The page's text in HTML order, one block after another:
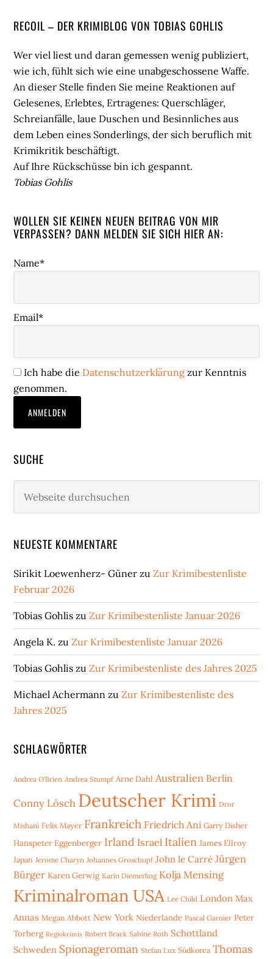
Seitenspalte
RECOIL – DER KRIMIBLOG VON TOBIAS GOHLIS
Wer viel liest und daran gemessen wenig publiziert,
wie ich, fühlt sich wie eine unabgeschossene Waffe.
An dieser Stelle finden Sie meine Reaktionen auf
Gelesenes, Erlebtes, Ertragenes: Querschläger,
Schreianfälle, laue Duschen und Besinnliches aus
dem Leben eines Sonderlings, der sich beruflich mit
Krimikritik beschäftigt.
Auf Ihre Rückschüsse bin ich gespannt.
Tobias Gohlis
WOLLEN SIE KEINEN NEUEN BEITRAG VON MIR
VERPASSEN? DANN MELDEN SIE SICH HIER AN:
Name*
Email*
Ich habe die Datenschutzerklärung zur Kenntnis
genommen.
SUCHE
durchsuchen
NEUESTE KOMMENTARE
Sirikit Loewenherz- Güner zuZur Krimibestenliste
Februar 2026
Tobias Gohlis zuZur Krimibestenliste Januar 2026
Angela K. zuZur Krimibestenliste Januar 2026
Tobias Gohlis zuZur Krimibestenliste des Jahres 2025
Michael Achermann zuZur Krimibestenliste des
Jahres 2025
SCHLAGWÖRTER
Andrea O'Brien Andrea Stumpf Arne Dahl Australien Berlin
Conny Lösch Deutscher Krimi Dror
Mishani Felix Mayer Frankreich Friedrich Ani Garry Disher
Hanspeter Eggenberger Irland Israel Italien James Ellroy
Japan Jerome Charyn Johannes Groschupf John le Carré Jürgen
Bürger Karen Gerwig Karin Diemerling Kolja Mensing
Kriminalroman USA Lee Child London Max
Annas Megan Abbott New York Niederlande Pascal Garnier Peter
Torberg Regiokrimis Robert Brack Sabine Roth Schottland
Schweden Spionageroman Stefan Lux Südkorea Thomas